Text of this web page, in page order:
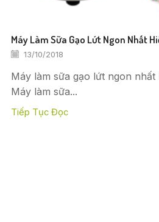
Máy Làm Sữa Gạo Lứt Ngon Nhất
13/10/2018
Máy làm sữa gạo lứt ngon
Máy làm sữa...
Tiếp Tục Đọc